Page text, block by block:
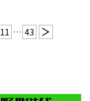
11 … 43